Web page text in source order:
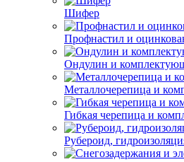
Шифер
Профнастил и
Ондулин и
Металлочерепица и
Гибкая черепица и
Рубероид,